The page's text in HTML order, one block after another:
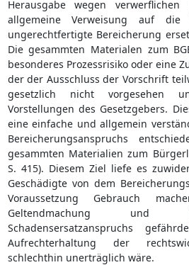
Herausgabe wegen
allgemeine Verweisung auf
ungerechtfertigte Bereicherung
Die gesammten Materialen zum
besonderes Prozessrisiko oder eine
der der Ausschluss der Vorschrift
gesetzlich nicht vorgesehen
Vorstellungen des Gesetzgebers.
eine einfache und allgemein
Bereicherungsanspruchs
gesammten Materialien zum
S. 415). Diesem Ziel liefe es
Geschädigte von dem
Voraussetzung Gebrauch
Geltendmachung und
Schadensersatzanspruchs
Aufrechterhaltung der
schlechthin unerträglich wäre.